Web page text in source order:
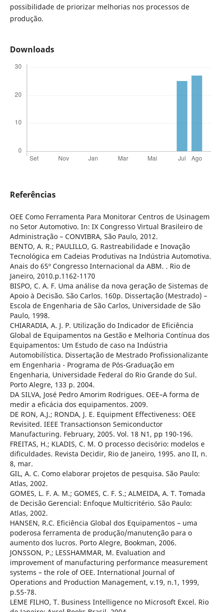
possibilidade de priorizar melhorias nos processos de
produção.
Downloads
Referências
OEE Como Ferramenta Para Monitorar Centros de Usinagem
no Setor Automotivo. In: IX Congresso Virtual Brasileiro de
Administração – CONVIBRA, São Paulo, 2012.
BENTO, A. R.; PAULILLO, G. Rastreabilidade e Inovação
Tecnológica em Cadeias Produtivas na Indústria Automotiva.
Anais do 65º Congresso Internacional da ABM. . Rio de
Janeiro, 2010.p.1162-1170
BISPO, C. A. F. Uma análise da nova geração de Sistemas de
Apoio à Decisão. São Carlos. 160p. Dissertação (Mestrado) –
Escola de Engenharia de São Carlos, Universidade de São
Paulo, 1998.
CHIARADIA, A. J. P. Utilização do Indicador de Eficiência
Global de Equipamentos na Gestão e Melhoria Contínua dos
Equipamentos: Um Estudo de caso na Indústria
Automobilística. Dissertação de Mestrado Profissionalizante
em Engenharia - Programa de Pós-Graduação em
Engenharia, Universidade Federal do Rio Grande do Sul.
Porto Alegre, 133 p. 2004.
DA SILVA, José Pedro Amorim Rodrigues. OEE–A forma de
medir a eficácia dos equipamentos. 2009.
DE RON, A.J.; RONDA, J. E. Equipment Effectiveness: OEE
Revisited. IEEE Transactionson Semiconductor
Manufacturing. February, 2005. Vol. 18 N1, pp 190-196.
FREITAS, H.; KLADIS, C. M. O processo decisório: modelos e
dificuldades. Revista Decidir, Rio de Janeiro, 1995. ano II, n.
8, mar.
GIL, A. C. Como elaborar projetos de pesquisa. São Paulo:
Atlas, 2002.
GOMES, L. F. A. M.; GOMES, C. F. S.; ALMEIDA, A. T. Tomada
de Decisão Gerencial: Enfoque Multicritério. São Paulo:
Atlas, 2002.
HANSEN, R.C. Eficiência Global dos Equipamentos – uma
poderosa ferramenta de produção/manutenção para o
aumento dos lucros. Porto Alegre, Bookman, 2006.
JONSSON, P.; LESSHAMMAR, M. Evaluation and
improvement of manufacturing performance measurement
systems – the role of OEE. International Journal of
Operations and Production Management, v.19, n.1, 1999,
p.55-78.
LEME FILHO, T. Business Intelligence no Microsoft Excel. Rio